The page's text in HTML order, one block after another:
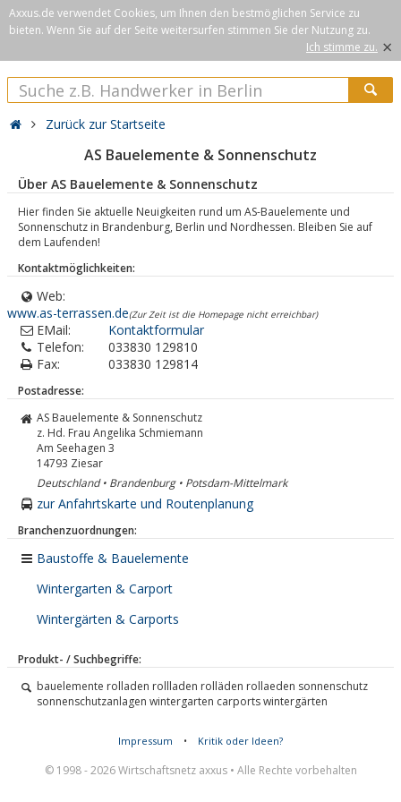
Axxus.de verwendet Cookies, um Ihnen den bestmöglichen Service zu
bieten. Wenn Sie auf der Seite weitersurfen stimmen Sie der Nutzung zu.
Ich stimme zu. ×
Zurück zur Startseite
AS Bauelemente & Sonnenschutz
Über AS Bauelemente & Sonnenschutz
Hier finden Sie aktuelle Neuigkeiten rund um AS-Bauelemente und
Sonnenschutz in Brandenburg, Berlin und Nordhessen. Bleiben Sie auf
dem Laufenden!
Kontaktmöglichkeiten:
Web:
www.as-terrassen.de(Zur Zeit ist die Homepage nicht erreichbar)
EMail:
Kontaktformular
Telefon:
033830 129810
Fax:
033830 129814
Postadresse:
AS Bauelemente & Sonnenschutz
z. Hd. Frau Angelika Schmiemann
Am Seehagen 3
14793 Ziesar
Deutschland • Brandenburg • Potsdam-Mittelmark
zur Anfahrtskarte und Routenplanung
Branchenzuordnungen:
Baustoffe & Bauelemente
Wintergarten & Carport
Wintergärten & Carports
Produkt- / Suchbegriffe:
bauelemente rolladen rollladen rolläden rollaeden sonnenschutz
sonnenschutzanlagen wintergarten carports wintergärten
Impressum • Kritik oder Ideen?
© 1998 - 2026 Wirtschaftsnetz axxus • Alle Rechte vorbehalten